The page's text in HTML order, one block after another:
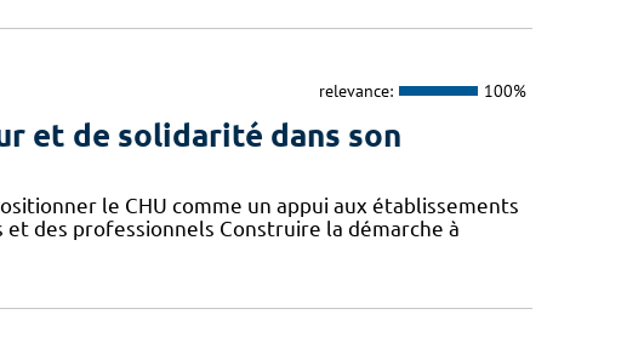
relevance: 100%
et de solidarité dans son
le CHU comme un appui aux établissements
des professionnels Construire la démarche à